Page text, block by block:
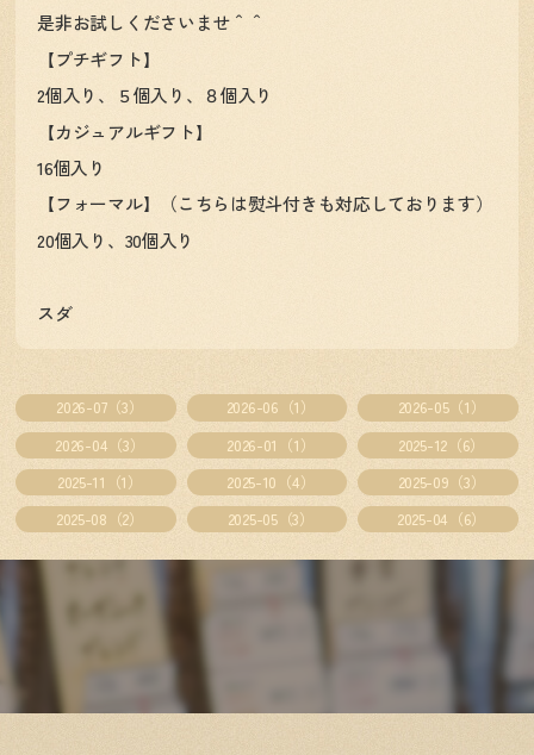
是非お試しくださいませ＾＾
【プチギフト】
2個入り、５個入り、８個入り
【カジュアルギフト】
16個入り
【フォーマル】（こちらは熨斗付きも対応しております）
20個入り、30個入り
スダ
2026-07（3） 2026-06（1）
2026-05（1）
2026-04（3）
2026-01（1）
2025-12（6）
2025-11（1）
2025-10（4）
2025-09（3）
2025-08（2）
2025-05（3） 2025-04（6）